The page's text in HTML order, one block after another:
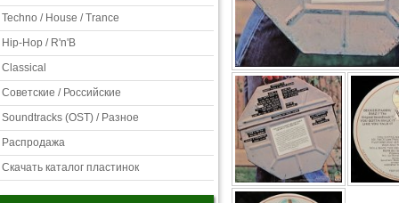
Techno / House / Trance
Hip-Hop / R'n'B
Classical
Советские / Российские
Soundtracks (OST) / Разное
Распродажа
Скачать каталог пластинок